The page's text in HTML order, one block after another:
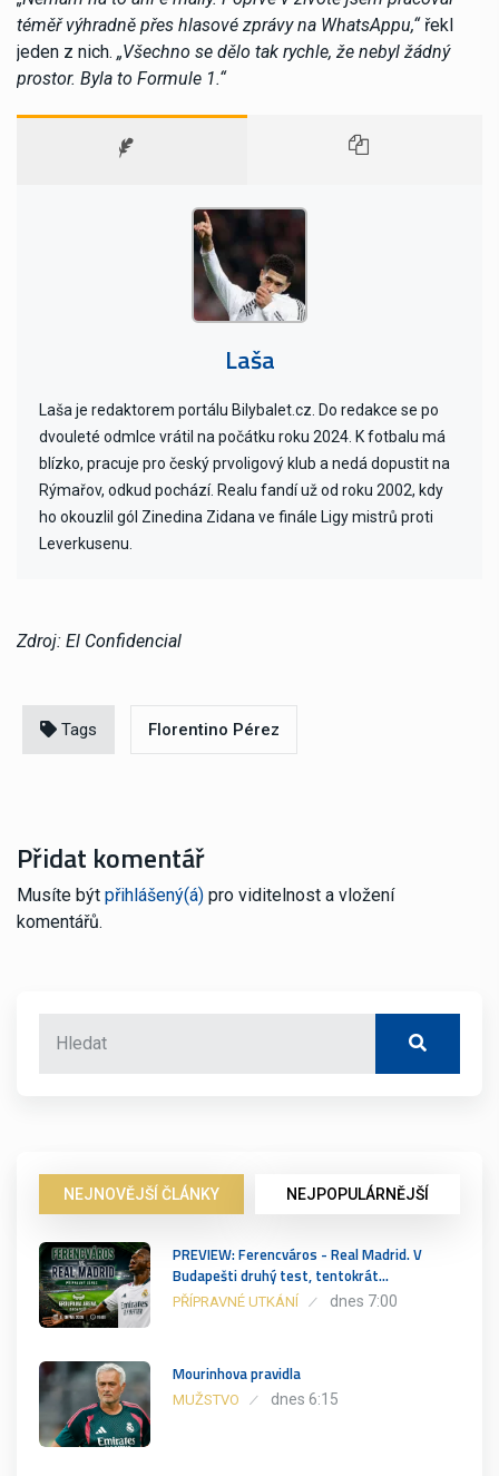
téměř výhradně přes hlasové zprávy na WhatsAppu,“řekl
jeden z nich. „Všechno se dělo tak rychle, že nebyl žádný
prostor. Byla to Formule 1.“
Laša
Laša je redaktorem portálu Bilybalet.cz. Do redakce se po
dvouleté odmlce vrátil na počátku roku 2024. K fotbalu má
blízko, pracuje pro český prvoligový klub a nedá dopustit na
Rýmařov, odkud pochází. Realu fandí už od roku 2002, kdy
ho okouzlil gól Zinedina Zidana ve finále Ligy mistrů proti
Leverkusenu.
Zdroj: El Confidencial
Tags Florentino Pérez
Přidat komentář
Musíte být přihlášený(á) pro viditelnost a vložení
komentářů.
NEJNOVĚJŠÍ ČLÁNKY NEJPOPULÁRNĚJŠÍ
PREVIEW: Ferencváros - Real Madrid. V
Budapešti druhý test, tentokrát…
PŘÍPRAVNÉ UTKÁNÍ dnes 7:00
Mourinhova pravidla
MUŽSTVO dnes 6:15